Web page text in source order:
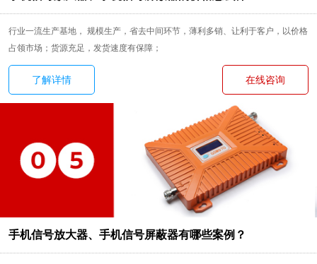
行业一流生产基地， 规模生产，省去中间环节，薄利多销、让利于客户，以价格
占领市场；货源充足，发货速度有保障；
了解详情 在线咨询
手机信号放大器、手机信号屏蔽器有哪些案例？